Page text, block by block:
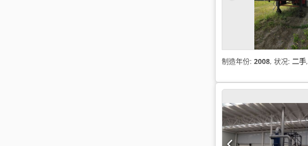
制造年份: 2008, 状况: 二手,